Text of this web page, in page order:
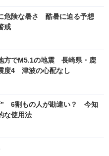
危険な暑さ 酷暑に迫る予想
戒
方でM5.1の地震 長崎県・鹿
度4 津波の心配なし
” 6割もの人が勘違い？ 今知
な使用法